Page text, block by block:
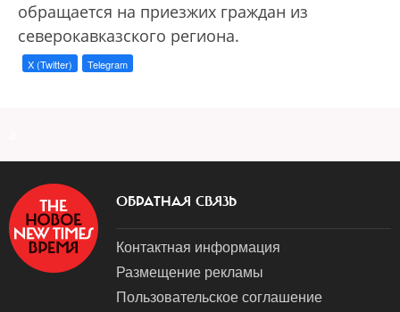
обращается на приезжих граждан из
северокавказского региона.
X (Twitter) Telegram
ОБРАТНАЯ СВЯЗЬ
Контактная информация
Размещение рекламы
Пользовательское соглашение